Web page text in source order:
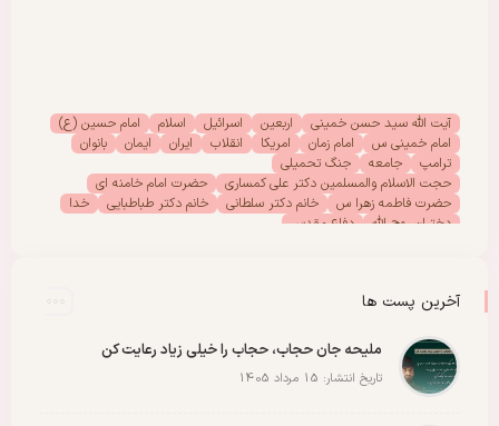
آیت الله سید حسن خمینی اربعین اسرائیل اسلام
امام حسین (ع)
امام خمینی س
امام زمان امریکا انقلاب ایران ایمان
بانوان
ترامپ
جامعه
جنگ تحمیلی
حجت الاسلام والمسلمین دکتر علی کمساری
حضرت امام خامنه ای
حضرت فاطمه زهرا س
خانم دکتر سلطانی خانم دکتر طباطبایی
خدا
دختران روح الله
دفاع مقدس
مادران شهدا
مجمع دختران روح اللهآخرین پست ها
ملیحه جان حجاب، حجاب را خیلی زیاد رعایت کن
تاریخ انتشار: 15 مرداد 1405